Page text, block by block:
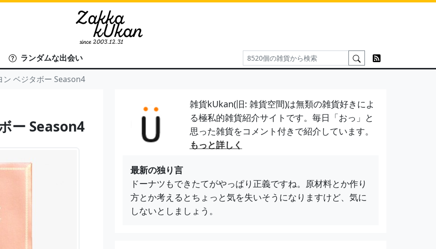
ランダムな出会い
ン ベジタボー Season4
ー Season4
雑貨kUkan(旧: 雑貨空間)は無類の雑貨好きによ
る極私的雑貨紹介サイトです。毎日「おっ」と
思った雑貨をコメント付きで紹介しています。
もっと詳しく
最新の独り言
ドーナツもできたてがやっぱり正義ですね。原材料とか作り
方とか考えるとちょっと気を失いそうになりますけど、気に
しないとしましょう。